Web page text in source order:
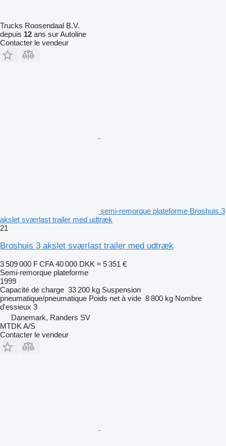
Trucks Roosendaal B.V.
depuis 12 ans sur Autoline
Contacter le vendeur
semi-remorque plateforme Broshuis 3
akslet sværlast trailer med udtræk
21
Broshuis 3 akslet sværlast trailer med udtræk
3 509 000 F CFA 40 000 DKK ≈ 5 351 €
Semi-remorque plateforme
1999
Capacité de charge 33 200 kg Suspension
pneumatique/pneumatique Poids net à vide 8 800 kg Nombre
d'essieux 3
Danemark, Randers SV
MTDK A/S
Contacter le vendeur